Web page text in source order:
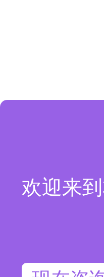
欢迎来